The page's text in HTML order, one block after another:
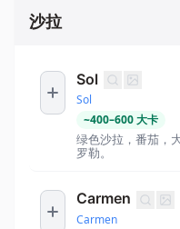
沙拉
Sol
Sol
~400–600大卡
绿色沙拉，番茄，
罗勒。
Carmen
Carmen